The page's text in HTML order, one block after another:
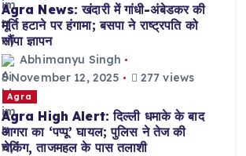
Agra News: खंदारी में गांधी-अंबेडकर की
मूर्ति हटाने पर हंगामा; बसपा ने राष्ट्रपति को
सौंपा ज्ञापन
Abhimanyu Singh
November 12, 2025
277 views
Agra
Agra High Alert: दिल्ली धमाके के बाद
आगरा का ‘पप्पू’ घायल; पुलिस ने तेज की
चेकिंग, ताजमहल के पास तलाशी